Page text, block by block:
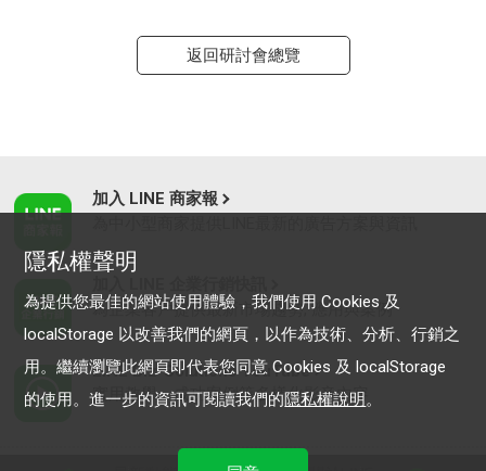
返回研討會總覽
加入 LINE 商家報
為企業客戶提供最新市場趨勢, 應用與案例
LINE Biz-Solutions YouTube
實用教學、成功案例等多樣化影音內容
隱私權聲明
為提供您最佳的網站使用體驗，我們使用 Cookies 及
localStorage 以改善我們的網頁，以作為技術、分析、行銷之
用。繼續瀏覽此網頁即代表您同意 Cookies 及 localStorage
的使用。進一步的資訊可閱讀我們的隱私權說明。